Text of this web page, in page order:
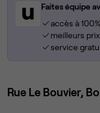
Faites équipe
accès à
meilleurs prix
service
Rue Le Bouvier,